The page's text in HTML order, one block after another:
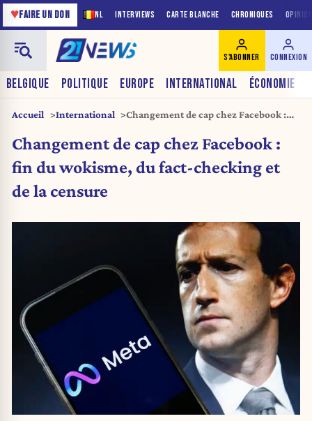
NL INTERVIEWS CARTE BLANCHE CHRONIQUES
♥FAIRE UN DON
BELGIQUE POLITIQUE EUROPE INTERNATIONAL ÉCONOMIE
S'ABONNER CONNEXION
Accueil International
Changement de cap chez Facebook :
la censure
Changement de cap chez Facebook :
fin du wokisme, du fact-checking et
de la censure